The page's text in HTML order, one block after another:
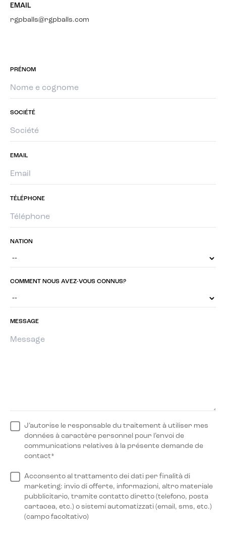
EMAIL
rgpballs@rgpballs.com
PRÉNOM
SOCIÉTÉ
EMAIL
TÉLÉPHONE
NATION
COMMENT NOUS AVEZ-VOUS CONNUS?
MESSAGE
J’autorise le responsable du traitement à utiliser mes
données à caractère personnel pour l’envoi de
communications relatives à la présente demande de
contact*
Acconsento al trattamento dei dati per finalità di
marketing: invio di offerte, informazioni, altro materiale
pubblicitario, tramite contatto diretto (telefono, posta
cartacea, etc.) o sistemi automatizzati (email, sms, etc.)
(campo facoltativo)